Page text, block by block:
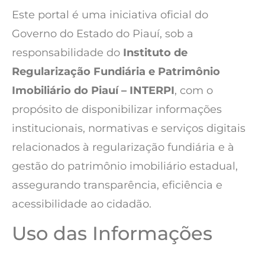
Este portal é uma iniciativa oficial do
Governo do Estado do Piauí, sob a
responsabilidade do Instituto de
Regularização Fundiária e Patrimônio
Imobiliário do Piauí – INTERPI, com o
propósito de disponibilizar informações
institucionais, normativas e serviços digitais
relacionados à regularização fundiária e à
gestão do patrimônio imobiliário estadual,
assegurando transparência, eficiência e
acessibilidade ao cidadão.
Uso das Informações